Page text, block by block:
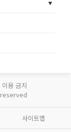
용 금지
사이트맵